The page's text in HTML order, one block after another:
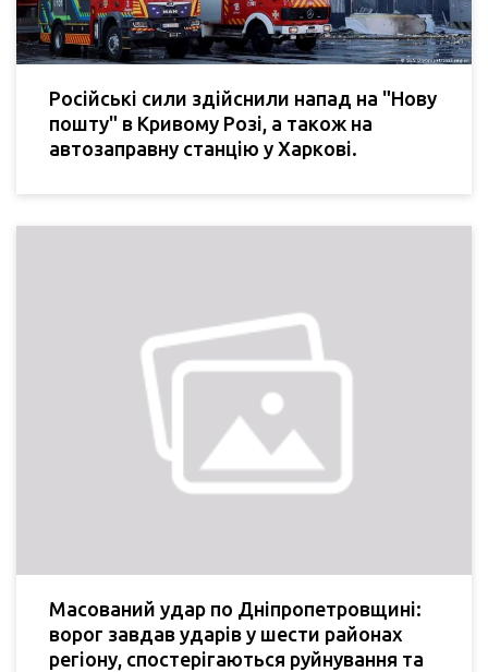
Російські сили здійснили напад на "Нову
пошту" в Кривому Розі, а також на
автозаправну станцію у Харкові.
Масований удар по Дніпропетровщині:
ворог завдав ударів у шести районах
регіону, спостерігаються руйнування та